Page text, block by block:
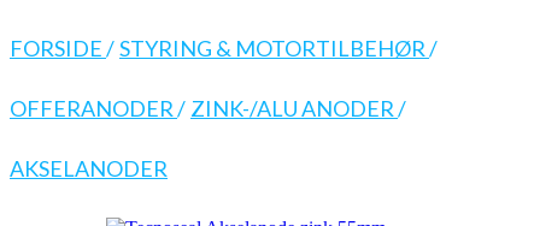
FORSIDE/STYRING & MOTORTILBEHØR/
OFFERANODER/ ZINK-/ALU ANODER/
AKSELANODER